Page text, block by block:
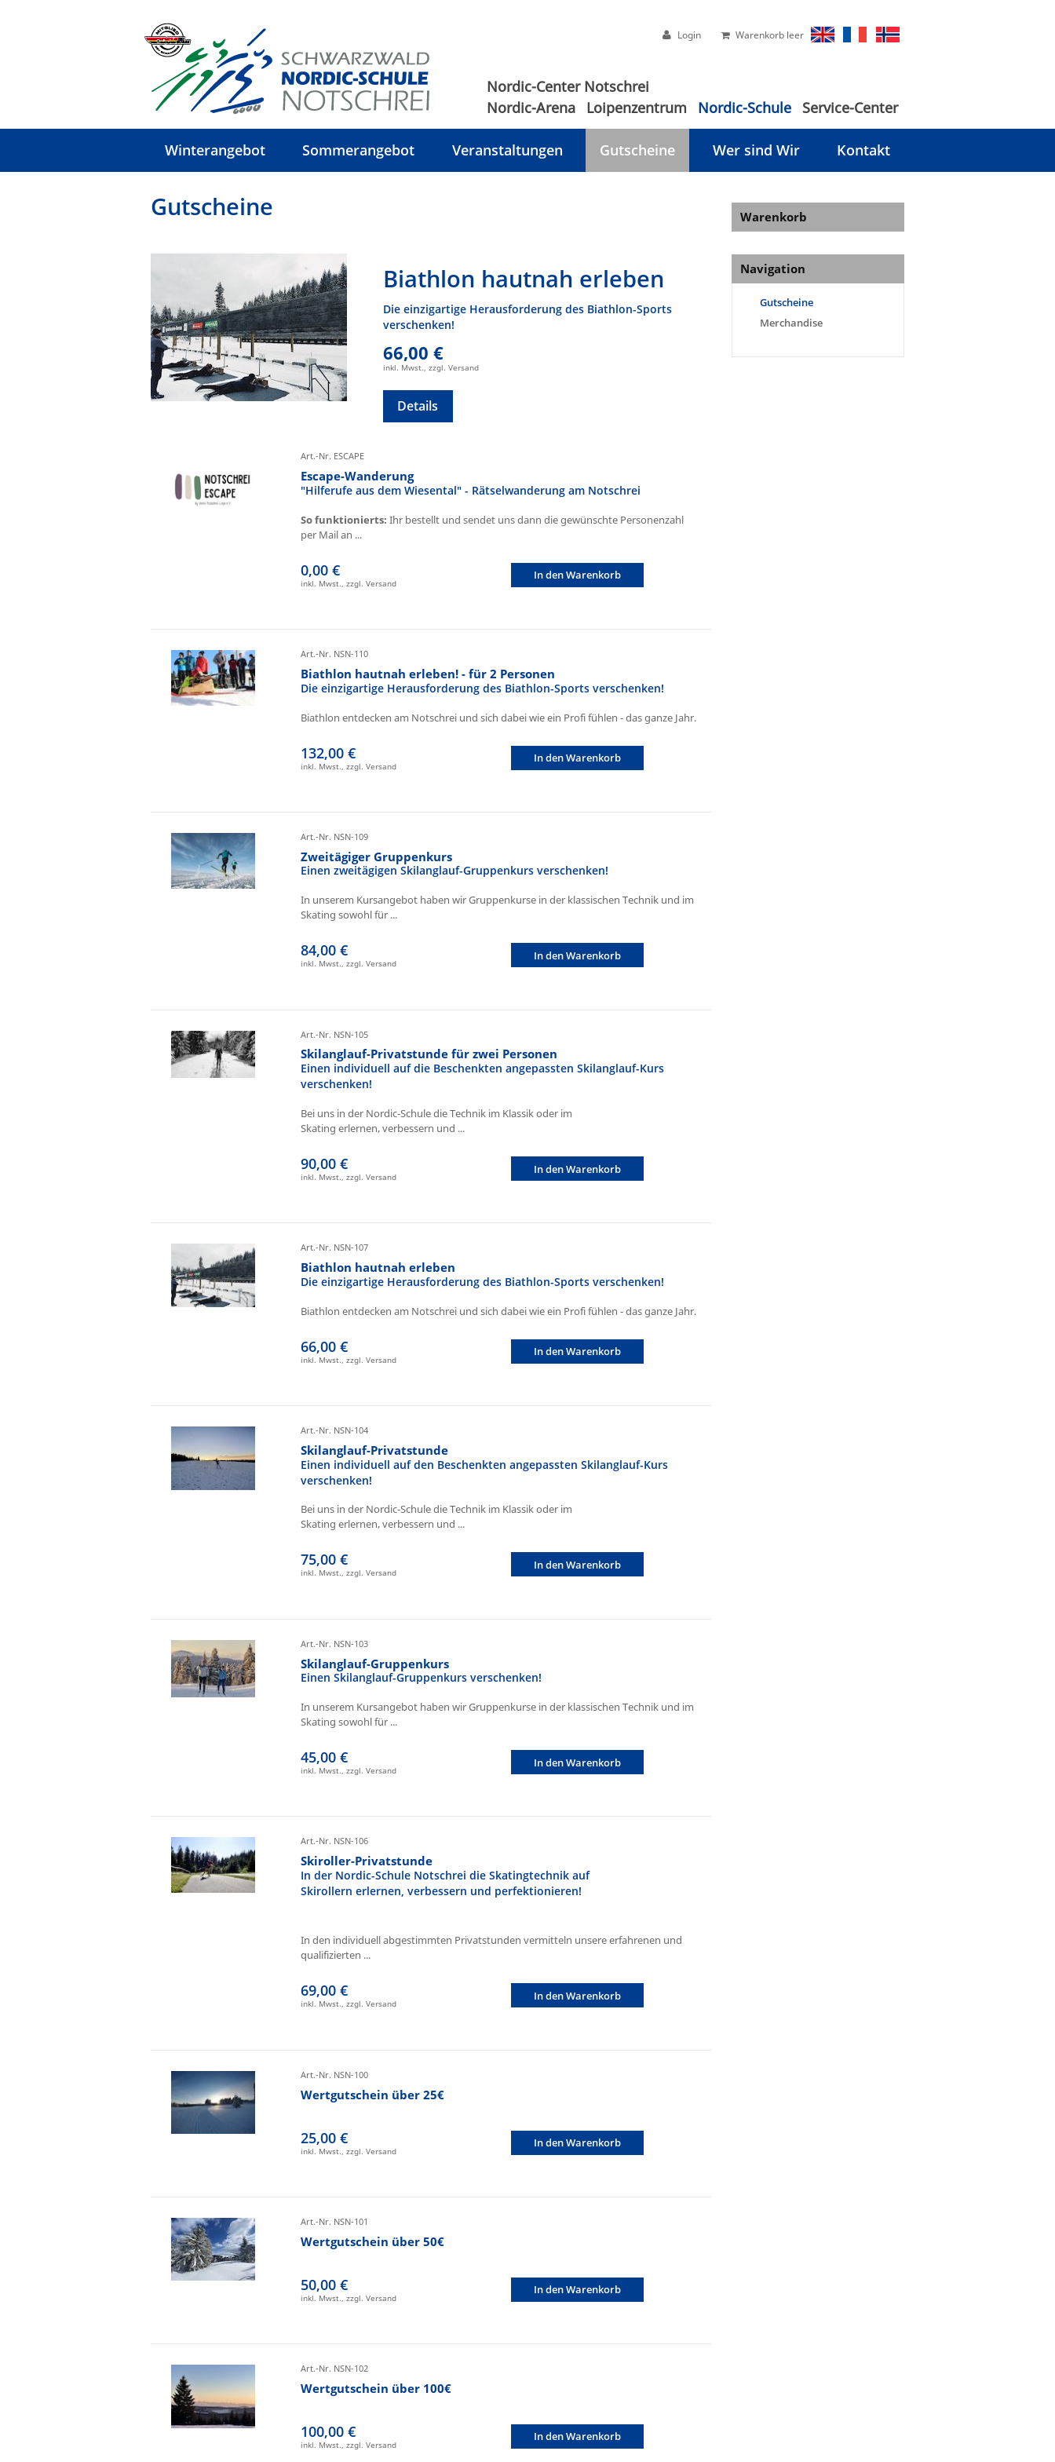
Login Warenkorb leer
Nordic-Center Notschrei
Nordic-Arena
Loipenzentrum Nordic-Schule Service-Center
Winterangebot Sommerangebot Veranstaltungen Gutscheine Wer sind Wir Kontakt
Gutscheine
Biathlon hautnah erleben
Die einzigartige Herausforderung des Biathlon-Sports
verschenken!
66,00 €
inkl. Mwst., zzgl. Versand
Details
Art.-Nr. ESCAPE
Escape-Wanderung
"Hilferufe aus dem Wiesental" - Rätselwanderung am Notschrei
So funktionierts: Ihr bestellt und sendet uns dann die gewünschte Personenzahl
per Mail an ...
0,00 €
inkl. Mwst., zzgl. Versand
In den Warenkorb
Art.-Nr. NSN-110
Biathlon hautnah erleben! - für 2 Personen
Die einzigartige Herausforderung des Biathlon-Sports verschenken!
Biathlon entdecken am Notschrei und sich dabei wie ein Profi fühlen - das ganze Jahr.
132,00 €
inkl. Mwst., zzgl. Versand
In den Warenkorb
Art.-Nr. NSN-109
Zweitägiger Gruppenkurs
Einen zweitägigen Skilanglauf-Gruppenkurs verschenken!
In unserem Kursangebot haben wir Gruppenkurse in der klassischen Technik und im
Skating sowohl für ...
84,00 €
inkl. Mwst., zzgl. Versand
In den Warenkorb
Art.-Nr. NSN-105
Skilanglauf-Privatstunde für zwei Personen
Einen individuell auf die Beschenkten angepassten Skilanglauf-Kurs
verschenken!
Bei uns in der Nordic-Schule die Technik im Klassik oder im
Skating erlernen, verbessern und ...
90,00 €
inkl. Mwst., zzgl. Versand
In den Warenkorb
Art.-Nr. NSN-107
Biathlon hautnah erleben
Die einzigartige Herausforderung des Biathlon-Sports verschenken!
Biathlon entdecken am Notschrei und sich dabei wie ein Profi fühlen - das ganze Jahr.
66,00 €
inkl. Mwst., zzgl. Versand
In den Warenkorb
Art.-Nr. NSN-104
Skilanglauf-Privatstunde
Einen individuell auf den Beschenkten angepassten Skilanglauf-Kurs
verschenken!
Bei uns in der Nordic-Schule die Technik im Klassik oder im
Skating erlernen, verbessern und ...
75,00 €
inkl. Mwst., zzgl. Versand
In den Warenkorb
Art.-Nr. NSN-103
Skilanglauf-Gruppenkurs
Einen Skilanglauf-Gruppenkurs verschenken!
In unserem Kursangebot haben wir Gruppenkurse in der klassischen Technik und im
Skating sowohl für ...
45,00 €
inkl. Mwst., zzgl. Versand
In den Warenkorb
Art.-Nr. NSN-106
Skiroller-Privatstunde
In der Nordic-Schule Notschrei die Skatingtechnik auf
Skirollern erlernen, verbessern und perfektionieren!
In den individuell abgestimmten Privatstunden vermitteln unsere erfahrenen und
qualifizierten ...
69,00 €
inkl. Mwst., zzgl. Versand
In den Warenkorb
Art.-Nr. NSN-100
Wertgutschein über 25€
25,00 €
inkl. Mwst., zzgl. Versand
In den Warenkorb
Art.-Nr. NSN-101
Wertgutschein über 50€
50,00 €
inkl. Mwst., zzgl. Versand
In den Warenkorb
Art.-Nr. NSN-102
Wertgutschein über 100€
100,00 €
inkl. Mwst., zzgl. Versand
In den Warenkorb
Warenkorb
Navigation
Gutscheine
Merchandise